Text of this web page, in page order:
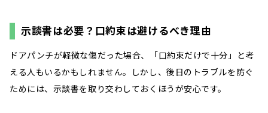
示談書は必要？口約束は避けるべき理由
ドアパンチが軽微な傷だった場合、「口約束だけで十分」と考
える人もいるかもしれません。しかし、後日のトラブルを防ぐ
ためには、示談書を取り交わしておくほうが安心です。